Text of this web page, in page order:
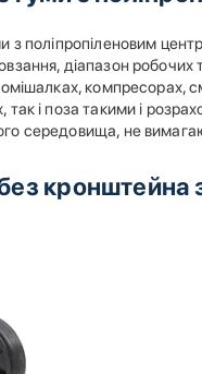
з поліпропіленовим
діапазон
компресорах,
так і поза такими і
середовища, не
кронштейна